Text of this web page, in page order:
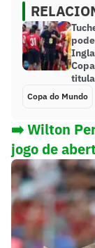
Copa do Mundo
➡️ Wilton
jogo de